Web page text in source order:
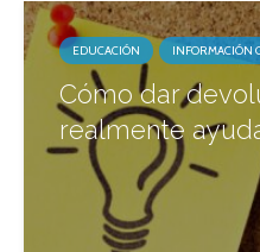
EDUCACIÓN INFORMACIÓN
Cómo dar
realmente